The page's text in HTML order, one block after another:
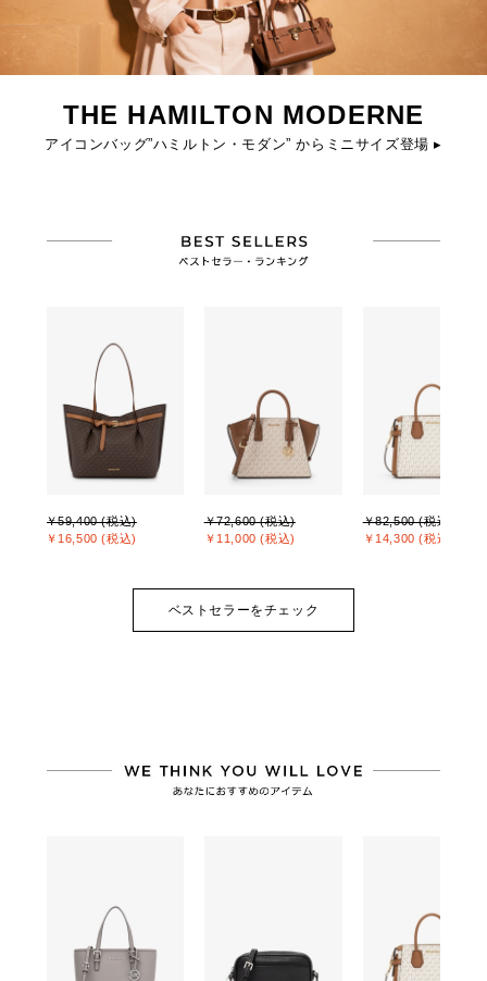
THE HAMILTON MODERNE
アイコンバッグ”ハミルトン・モダン” からミニサイズ登場 ▸
￥59,400 (税込)
￥16,500 (税込)
￥72,600 (税込)
￥11,000 (税込)
￥82,500 (税込)
￥14,300 (税込)
ベストセラーをチェック